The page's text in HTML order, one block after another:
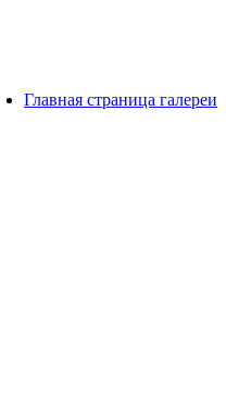
Главная страница галереи